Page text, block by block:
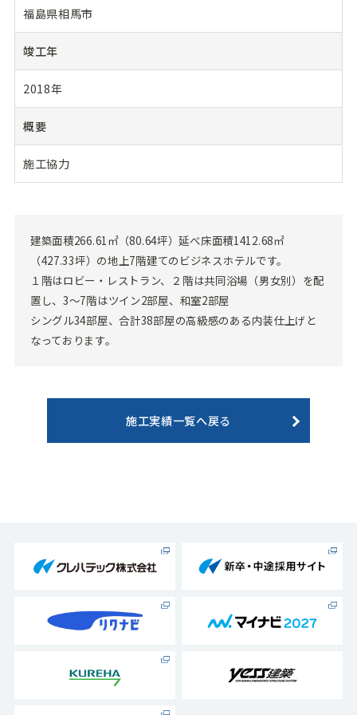
福島県相馬市
竣工年
2018年
概要
施工協力
建築面積266.61㎡（80.64坪）延べ床面積1412.68㎡
（427.33坪）の地上7階建てのビジネスホテルです。
１階はロビー・レストラン、２階は共同浴場（男女別）を配
置し、3～7階はツイン2部屋、和室2部屋
シングル34部屋、合計38部屋の高級感のある内装仕上げと
なっております。
施工実績一覧へ戻る